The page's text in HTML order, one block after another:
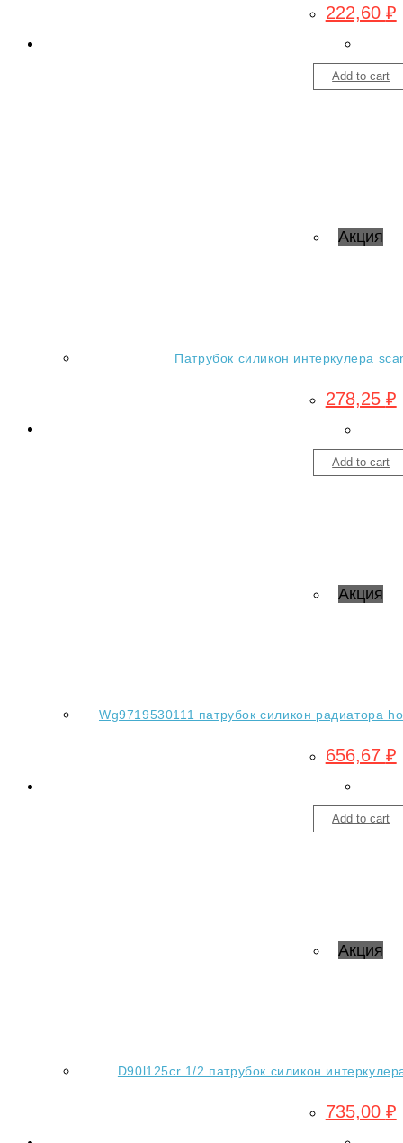
222,60 ₽
Add to cart
Акция
Патрубок силикон интеркулера
278,25 ₽
Add to cart
Акция
Wg9719530111 патрубок силикон радиатора
656,67 ₽
Add to cart
Акция
D90l125cr 1/2 патрубок силикон
735,00 ₽